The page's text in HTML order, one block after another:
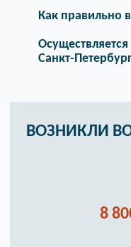
Как правильно
Санкт-
ВОЗНИКЛИ
8